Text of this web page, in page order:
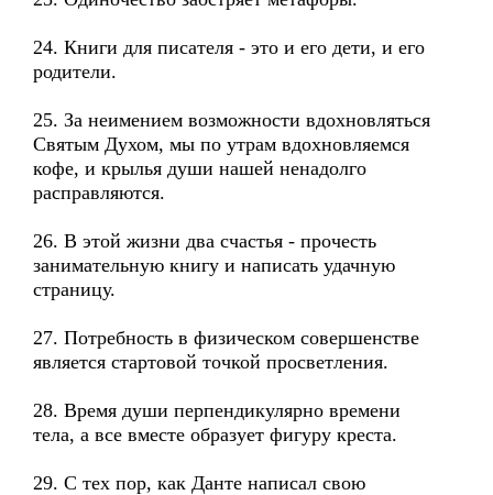
24. Книги для писателя - это и его дети, и его
родители.
25. За неимением возможности вдохновляться
Святым Духом, мы по утрам вдохновляемся
кофе, и крылья души нашей ненадолго
расправляются.
26. В этой жизни два счастья - прочесть
занимательную книгу и написать удачную
страницу.
27. Потребность в физическом совершенстве
является стартовой точкой просветления.
28. Время души перпендикулярно времени
тела, а все вместе образует фигуру креста.
29. С тех пор, как Данте написал свою